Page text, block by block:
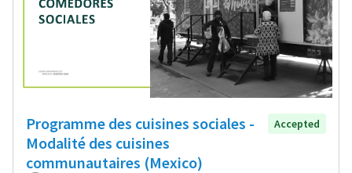
Programme des cuisines sociales -
Modalité des cuisines
communautaires (Mexico)
Accepted